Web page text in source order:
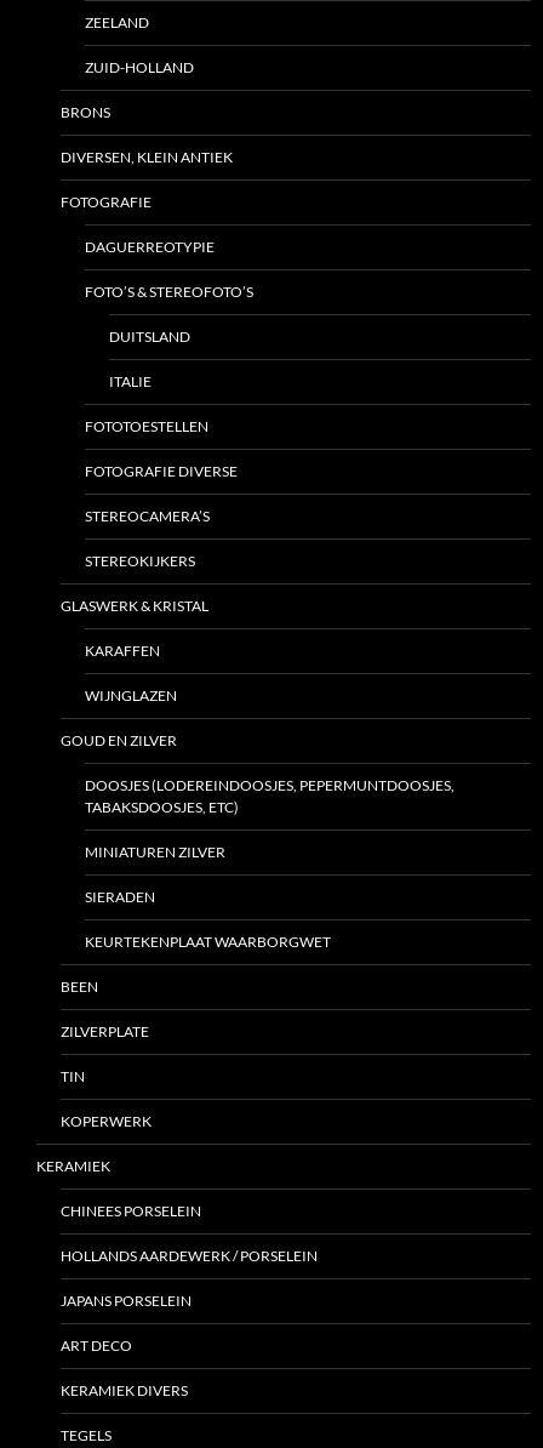
ZEELAND
ZUID-HOLLAND
BRONS
DIVERSEN, KLEIN ANTIEK
FOTOGRAFIE
DAGUERREOTYPIE
FOTO’S & STEREOFOTO’S
DUITSLAND
ITALIE
FOTOTOESTELLEN
FOTOGRAFIE DIVERSE
STEREOCAMERA’S
STEREOKIJKERS
GLASWERK & KRISTAL
KARAFFEN
WIJNGLAZEN
GOUD EN ZILVER
DOOSJES (LODEREINDOOSJES, PEPERMUNTDOOSJES,
TABAKSDOOSJES, ETC)
MINIATUREN ZILVER
SIERADEN
KEURTEKENPLAAT WAARBORGWET
BEEN
ZILVERPLATE
TIN
KOPERWERK
KERAMIEK
CHINEES PORSELEIN
HOLLANDS AARDEWERK / PORSELEIN
JAPANS PORSELEIN
ART DECO
KERAMIEK DIVERS
TEGELS